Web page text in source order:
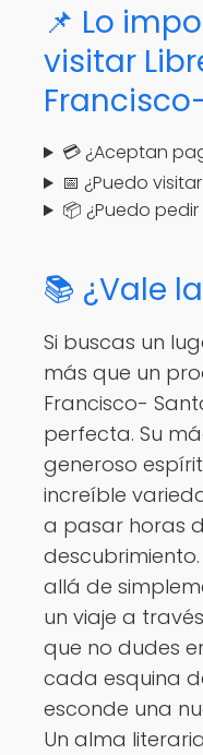
📌 Lo
visitar
💳 ¿Aceptan
📅 ¿Puedo
📦 ¿Puedo
📚 ¿Vale
Si buscas un
más que un
Francisco-
perfecta. Su
generoso
increíble
a pasar horas
allá de
un viaje a
que no dudes
cada esquina
esconde una
Un alma